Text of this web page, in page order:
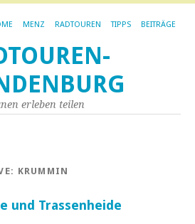
MENZ RADTOUREN TIPPS BEITRÄGE
erleben teilen
KRUMMIN
und Trassenheide